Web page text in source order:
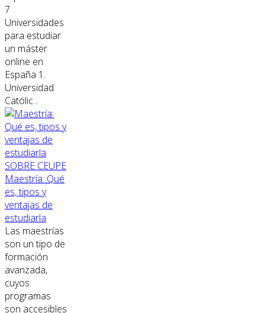
7
Universidades
para estudiar
un máster
online en
España 1.
Universidad
Católic...
SOBRE CEUPE
Maestría: Qué
es, tipos y
ventajas de
estudiarla
Las maestrías
son un tipo de
formación
avanzada,
cuyos
programas
son accesibles